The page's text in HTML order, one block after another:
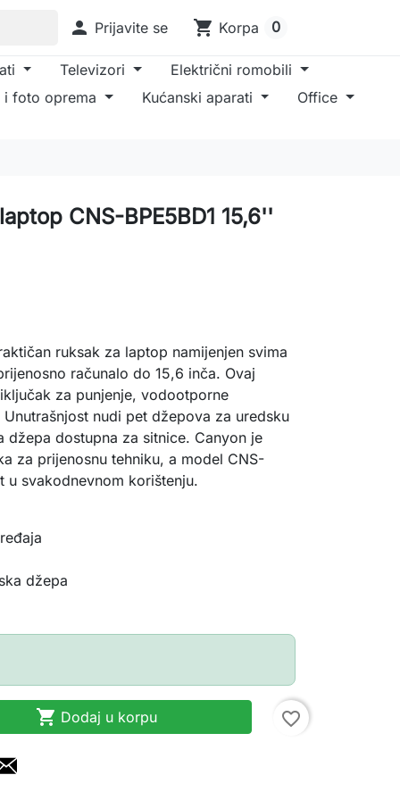
 Prijavite se shopping_cart Korpa 0
Televizori
Električni romobili
i foto oprema
Kućanski aparati Office
CNS-BPE5BD1 15,6''
ruksak za laptop namijenjen svima
računalo do 15,6 inča. Ovaj
za punjenje, vodootporne
nudi pet džepova za uredsku
džepa dostupna za sitnice. Canyon je
za prijenosnu tehniku, a model CNS-
u svakodnevnom korištenju.
džepa
 Dodaj u korpu favorite_border